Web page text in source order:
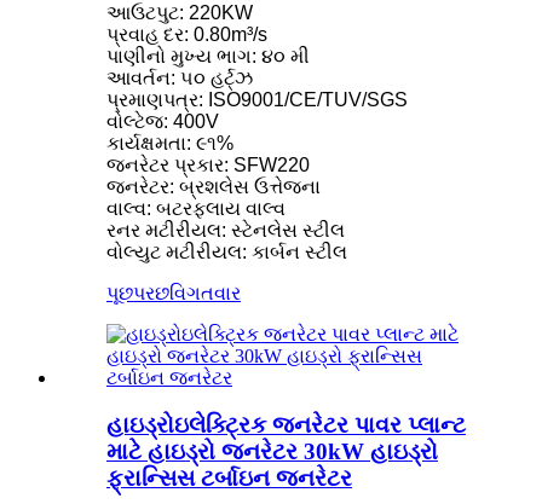
આઉટપુટ: 220KW
પ્રવાહ દર: 0.80m³/s
પાણીનો મુખ્ય ભાગ: ૪૦ મી
આવર્તન: ૫૦ હર્ટ્ઝ
પ્રમાણપત્ર: ISO9001/CE/TUV/SGS
વોલ્ટેજ: 400V
કાર્યક્ષમતા: ૯૧%
જનરેટર પ્રકાર: SFW220
જનરેટર: બ્રશલેસ ઉત્તેજના
વાલ્વ: બટરફ્લાય વાલ્વ
રનર મટીરીયલ: સ્ટેનલેસ સ્ટીલ
વોલ્યુટ મટીરીયલ: કાર્બન સ્ટીલ
પૂછપરછવિગતવાર
હાઇડ્રોઇલેક્ટ્રિક જનરેટર પાવર પ્લાન્ટ
માટે હાઇડ્રો જનરેટર 30kW હાઇડ્રો
ફ્રાન્સિસ ટર્બાઇન જનરેટર